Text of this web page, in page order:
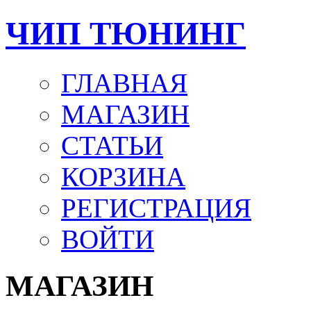
ЧИП ТЮНИНГ
ГЛАВНАЯ
МАГАЗИН
СТАТЬИ
КОРЗИНА
РЕГИСТРАЦИЯ
ВОЙТИ
МАГАЗИН